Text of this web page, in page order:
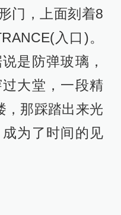
门，上面刻着8
入口)。
是防弹玻璃，
大堂，一段精
，那踩踏出来光
为了时间的见